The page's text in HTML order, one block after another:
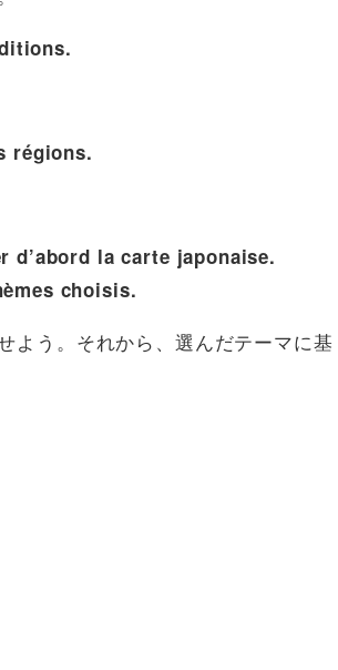
régions.
d’abord la carte japonaise.
choisis.
よう。それから、選んだテーマに基